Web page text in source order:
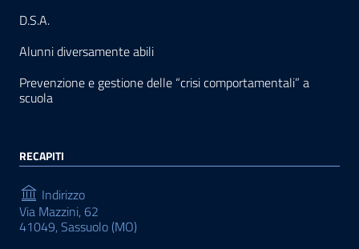
D.S.A.
Alunni diversamente abili
Prevenzione e gestione delle “crisi comportamentali” a
scuola
RECAPITI
Indirizzo
Via Mazzini, 62
41049, Sassuolo (MO)